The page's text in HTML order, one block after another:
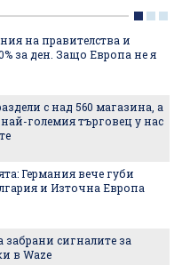
на правителства и
за ден. Защо Европа не я
с над 560 магазина, а
големия търговец у нас
Германия вече губи
и Източна Европа
сигналите за
в Waze